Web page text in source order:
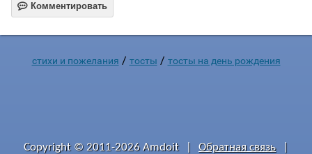
 Комментировать
стихи и пожелания / тосты / тосты на день рождения
Copyright © 2011-2026 Amdoit Обратная связь